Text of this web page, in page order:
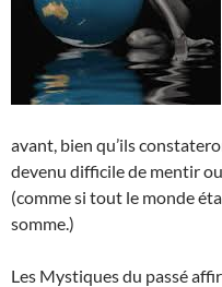
avant, bien qu’ils
devenu difficile de mentir
(comme si tout le monde
somme.)
Les Mystiques du passé